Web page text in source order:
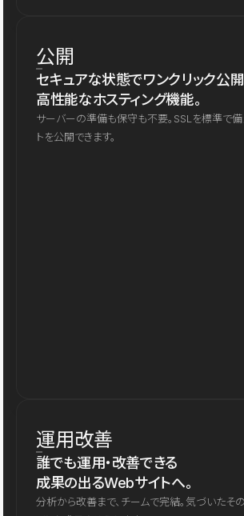
公開
セキュアな状態でワンクリック公開
高性能なホスティング機能。
サーバーの準備も保守も不要。SSLを標準で備
トを公開できます。
運用改善
誰でも運用・改善できる
成果の出るWebサイトへ。
分析から改善まで、チームで完結。気づいたそ